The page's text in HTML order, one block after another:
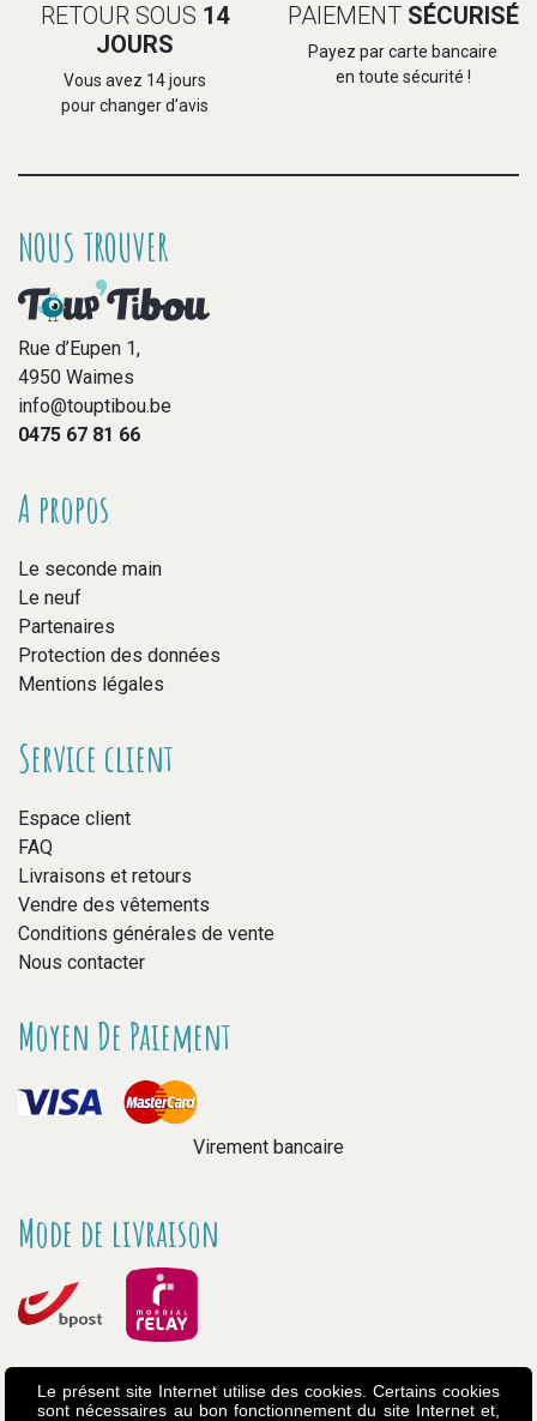
RETOUR SOUS 14
JOURS
Vous avez 14 jours
pour changer d’avis
PAIEMENT SÉCURISÉ
Payez par carte bancaire
en toute sécurité !
NOUS TROUVER
Rue d’Eupen 1,
4950 Waimes
info@touptibou.be
0475 67 81 66
A propos
Le seconde main
Le neuf
Partenaires
Protection des données
Mentions légales
Service client
Espace client
FAQ
Livraisons et retours
Vendre des vêtements
Conditions générales de vente
Nous contacter
Moyen De Paiement
Virement bancaire
Mode de livraison
Le présent site Internet utilise des cookies. Certains cookies
sont nécessaires au bon fonctionnement du site Internet et,